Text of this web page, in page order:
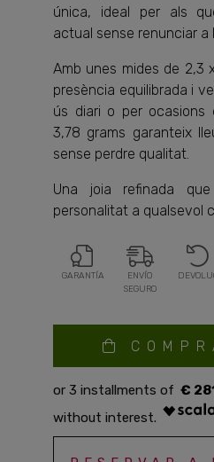
única, ideal per als
actual sense renunciar a
Amb unes mides de 2,3
presència equilibrada i
ús diari o per ocasions
3,78 grams garanteix
sense perdre qualitat.
Una joia refinada
personalitat a qualsevol
GARANTÍA
ENVÍO
SEGURO
€